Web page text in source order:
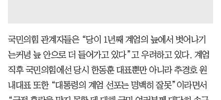
국민의힘 관계자들은 “당이 1년째 계엄의 늪에서 벗어나기
는커녕 늪 안으로 더 들어가고 있다”고 우려하고 있다. 계엄
직후 국민의힘에선 당시 한동훈 대표뿐만 아니라 추경호 원
내대표 또한 “대통령의 계엄 선포는 명백히 잘못”이라면서